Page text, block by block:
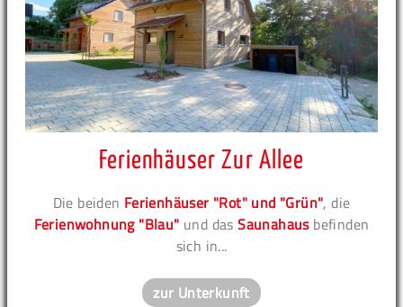
Ferienhäuser Zur Allee
Die beiden Ferienhäuser "Rot" und "Grün", die
Ferienwohnung "Blau" und dasSaunahausbefinden
sich in...
zur Unterkunft